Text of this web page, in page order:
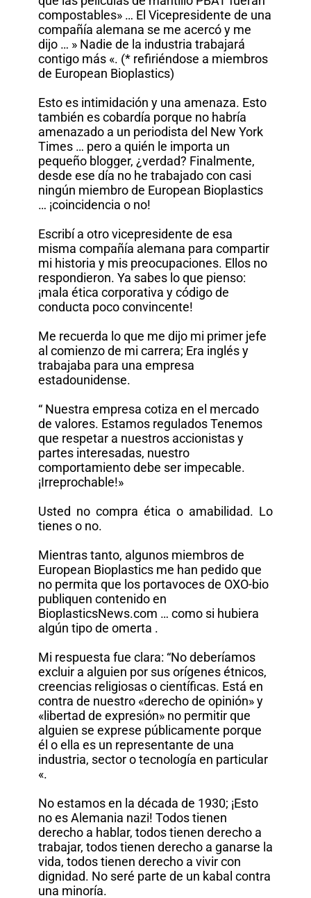
compostables» … El Vicepresidente de una
compañía alemana se me acercó y me
dijo … » Nadie de la industria trabajará
contigo más «. (* refiriéndose a miembros
de European Bioplastics)
Esto es intimidación y una amenaza. Esto
también es cobardía porque no habría
amenazado a un periodista del New York
Times … pero a quién le importa un
pequeño blogger, ¿verdad? Finalmente,
desde ese día no he trabajado con casi
ningún miembro de European Bioplastics
… ¡coincidencia o no!
Escribí a otro vicepresidente de esa
misma compañía alemana para compartir
mi historia y mis preocupaciones. Ellos no
respondieron. Ya sabes lo que pienso:
¡mala ética corporativa y código de
conducta poco convincente!
Me recuerda lo que me dijo mi primer jefe
al comienzo de mi carrera; Era inglés y
trabajaba para una empresa
estadounidense.
“ Nuestra empresa cotiza en el mercado
de valores. Estamos regulados Tenemos
que respetar a nuestros accionistas y
partes interesadas, nuestro
comportamiento debe ser impecable.
¡Irreprochable!»
Usted no compra ética o amabilidad. Lo
tienes o no.
Mientras tanto, algunos miembros de
European Bioplastics me han pedido que
no permita que los portavoces de OXO-bio
publiquen contenido en
BioplasticsNews.com … como si hubiera
algún tipo de omerta .
Mi respuesta fue clara: “No deberíamos
excluir a alguien por sus orígenes étnicos,
creencias religiosas o científicas. Está en
contra de nuestro «derecho de opinión» y
«libertad de expresión» no permitir que
alguien se exprese públicamente porque
él o ella es un representante de una
industria, sector o tecnología en particular
«.
No estamos en la década de 1930; ¡Esto
no es Alemania nazi! Todos tienen
derecho a hablar, todos tienen derecho a
trabajar, todos tienen derecho a ganarse la
vida, todos tienen derecho a vivir con
dignidad. No seré parte de un kabal contra
una minoría.